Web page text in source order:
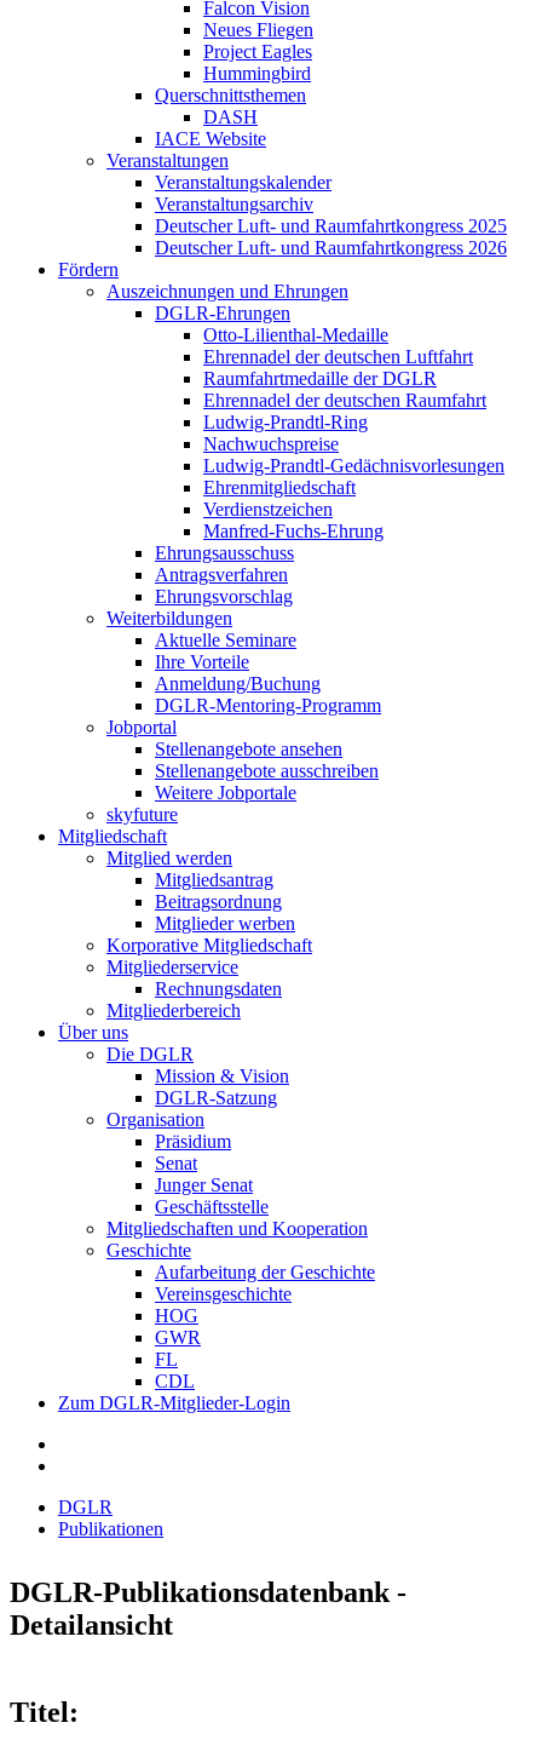
Falcon Vision
Neues Fliegen
Project Eagles
Hummingbird
Querschnittsthemen
DASH
IACE Website
Veranstaltungen
Veranstaltungskalender
Veranstaltungsarchiv
Deutscher Luft- und Raumfahrtkongress 2025
Deutscher Luft- und Raumfahrtkongress 2026
Fördern
Auszeichnungen und Ehrungen
DGLR-Ehrungen
Otto-Lilienthal-Medaille
Ehrennadel der deutschen Luftfahrt
Raumfahrtmedaille der DGLR
Ehrennadel der deutschen Raumfahrt
Ludwig-Prandtl-Ring
Nachwuchspreise
Ludwig-Prandtl-Gedächnisvorlesungen
Ehrenmitgliedschaft
Verdienstzeichen
Manfred-Fuchs-Ehrung
Ehrungsausschuss
Antragsverfahren
Ehrungsvorschlag
Weiterbildungen
Aktuelle Seminare
Ihre Vorteile
Anmeldung/Buchung
DGLR-Mentoring-Programm
Jobportal
Stellenangebote ansehen
Stellenangebote ausschreiben
Weitere Jobportale
skyfuture
Mitgliedschaft
Mitglied werden
Mitgliedsantrag
Beitragsordnung
Mitglieder werben
Korporative Mitgliedschaft
Mitgliederservice
Rechnungsdaten
Mitgliederbereich
Über uns
Die DGLR
Mission & Vision
DGLR-Satzung
Organisation
Präsidium
Senat
Junger Senat
Geschäftsstelle
Mitgliedschaften und Kooperation
Geschichte
Aufarbeitung der Geschichte
Vereinsgeschichte
HOG
GWR
FL
CDL
Zum DGLR-Mitglieder-Login
DGLR
Publikationen
DGLR-Publikationsdatenbank -
Detailansicht
Titel: